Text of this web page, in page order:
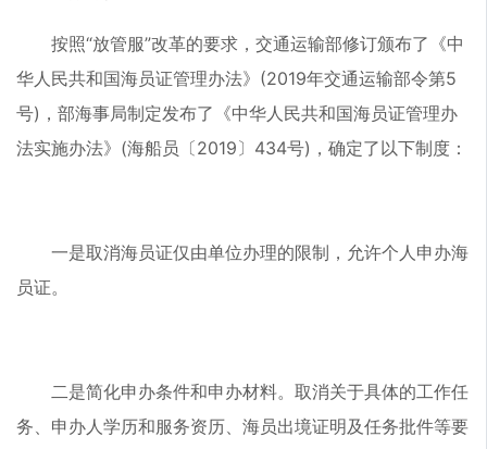
按照“放管服”改革的要求，交通运输部修订颁布了《中
华人民共和国海员证管理办法》(2019年交通运输部令第5
号)，部海事局制定发布了《中华人民共和国海员证管理办
法实施办法》(海船员〔2019〕434号)，确定了以下制度：
一是取消海员证仅由单位办理的限制，允许个人申办海
员证。
二是简化申办条件和申办材料。取消关于具体的工作任
务、申办人学历和服务资历、海员出境证明及任务批件等要